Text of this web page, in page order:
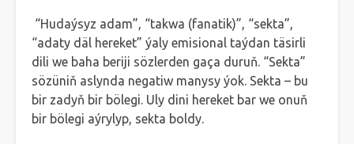
“Hudaýsyz adam”, “takwa (fanatik)”, “sekta”,
“adaty däl hereket” ýaly emisional taýdan täsirli
dili we baha beriji sözlerden gaça duruň. “Sekta”
sözüniň aslynda negatiw manysy ýok. Sekta – bu
bir zadyň bir bölegi. Uly dini hereket bar we onuň
bir bölegi aýrylyp, sekta boldy.